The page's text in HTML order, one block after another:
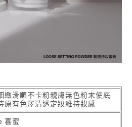
緻滑順不卡粉親膚無色粉末使底
原有色澤清透定妝維持妝感
喜蜜